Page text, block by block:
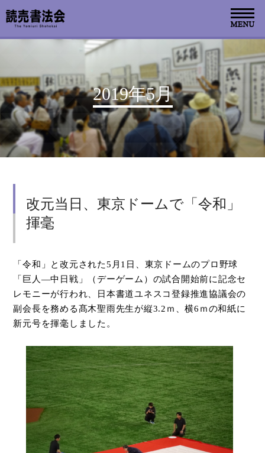
2019年5月
改元当日、東京ドームで「令和」
揮毫
「令和」と改元された5 月 1 日、東京ドームのプロ野球
「巨人―中日戦」（デーゲーム）の試合開始前に記念セ
レモニーが行われ、日本書道ユネスコ登録推進協議会の
副会長を務める髙木聖雨先生が縦3.2 ｍ、横6 ｍの和紙に
新元号を揮毫しました。
お知らせ
読売書法会について
読売書法展
関連書道展
デジタルアーカイブ
オンラインショップ
お問い合わせ